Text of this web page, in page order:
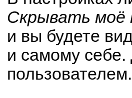
Скрывать моё
и вы будете
и самому
пользователем.